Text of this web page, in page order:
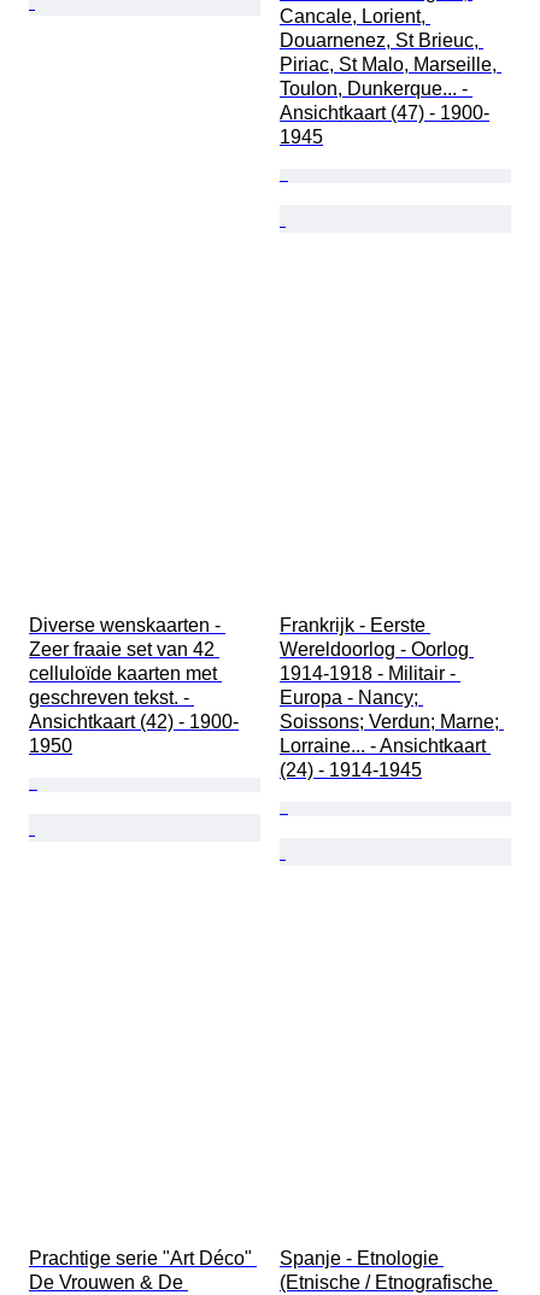
Cancale, Lorient,
Douarnenez, St Brieuc,
Piriac, St Malo, Marseille,
Toulon, Dunkerque... -
Ansichtkaart (47) - 1900-
1945
Diverse wenskaarten -
Zeer fraaie set van 42
celluloïde kaarten met
geschreven tekst. -
Ansichtkaart (42) - 1900-
1950
Frankrijk - Eerste
Wereldoorlog - Oorlog
1914-1918 - Militair -
Europa - Nancy;
Soissons; Verdun; Marne;
Lorraine... - Ansichtkaart
(24) - 1914-1945
Prachtige serie "Art Déco"
De Vrouwen & De
Spanje - Etnologie
(Etnische / Etnografische